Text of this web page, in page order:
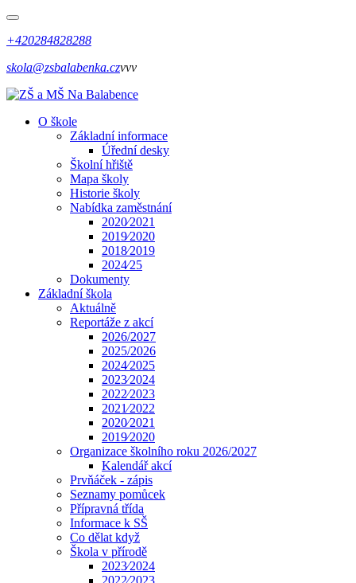
+420284828288
skola@zsbalabenka.czvvv
O škole
Základní informace
Úřední desky
Školní hřiště
Mapa školy
Historie školy
Nabídka zaměstnání
2020⁄2021
2019⁄2020
2018⁄2019
2024⁄25
Dokumenty
Základní škola
Aktuálně
Reportáže z akcí
2026/2027
2025/2026
2024⁄2025
2023⁄2024
2022⁄2023
2021⁄2022
2020⁄2021
2019⁄2020
Organizace školního roku 2026/2027
Kalendář akcí
Prvňáček - zápis
Seznamy pomůcek
Přípravná třída
Informace k SŠ
Co dělat když
Škola v přírodě
2023⁄2024
2022⁄2023